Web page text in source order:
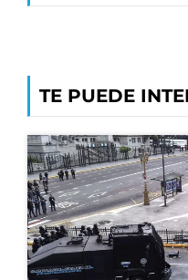
TE PUEDE